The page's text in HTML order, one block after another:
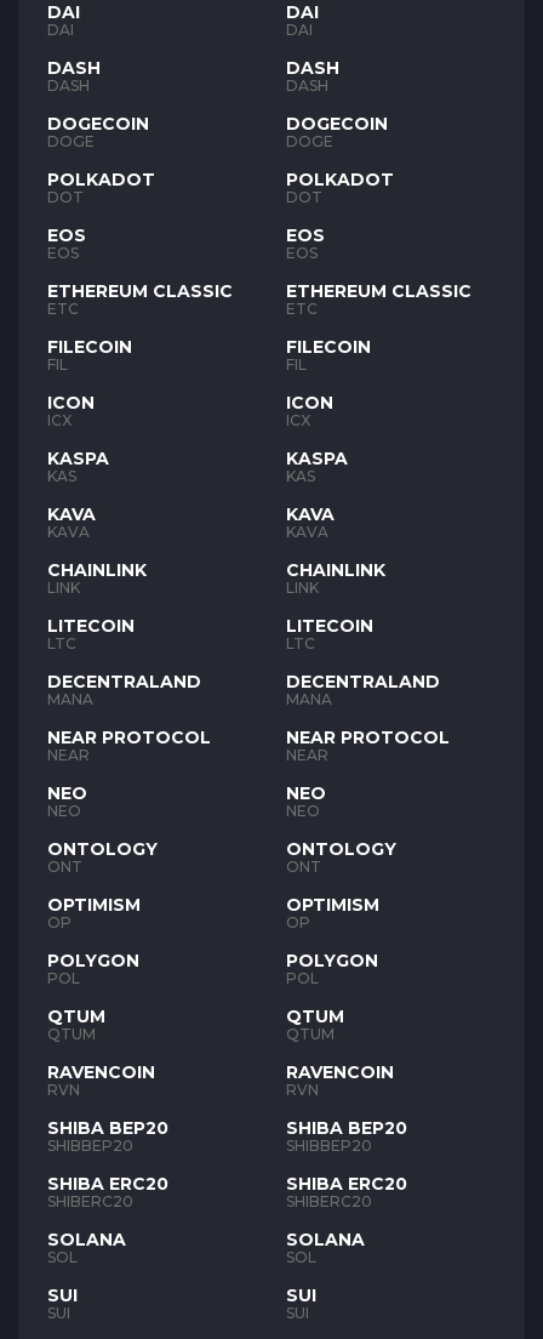
DAI
DAI
DASH
DASH
DOGECOIN
DOGE
POLKADOT
DOT
EOS
EOS
ETHEREUM CLASSIC
ETC
FILECOIN
FIL
ICON
ICX
KASPA
KAS
KAVA
KAVA
CHAINLINK
LINK
LITECOIN
LTC
DECENTRALAND
MANA
NEAR PROTOCOL
NEAR
NEO
NEO
ONTOLOGY
ONT
OPTIMISM
OP
POLYGON
POL
QTUM
QTUM
RAVENCOIN
RVN
SHIBA BEP20
SHIBBEP20
SHIBA ERC20
SHIBERC20
SOLANA
SOL
SUI
SUI
DAI
DAI
DASH
DASH
DOGECOIN
DOGE
POLKADOT
DOT
EOS
EOS
ETHEREUM CLASSIC
ETC
FILECOIN
FIL
ICON
ICX
KASPA
KAS
KAVA
KAVA
CHAINLINK
LINK
LITECOIN
LTC
DECENTRALAND
MANA
NEAR PROTOCOL
NEAR
NEO
NEO
ONTOLOGY
ONT
OPTIMISM
OP
POLYGON
POL
QTUM
QTUM
RAVENCOIN
RVN
SHIBA BEP20
SHIBBEP20
SHIBA ERC20
SHIBERC20
SOLANA
SOL
SUI
SUI